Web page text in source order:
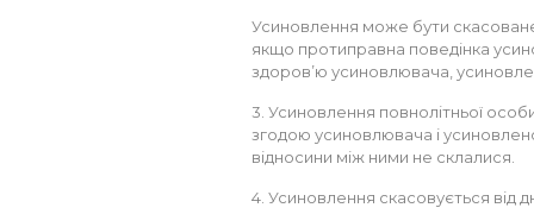
Усиновлення може бути
якщо протиправна поведінка
здоров’ю усиновлювача,
3. Усиновлення повнолітньої
згодою усиновлювача і
відносини між ними не склалися.
4. Усиновлення скасовується від